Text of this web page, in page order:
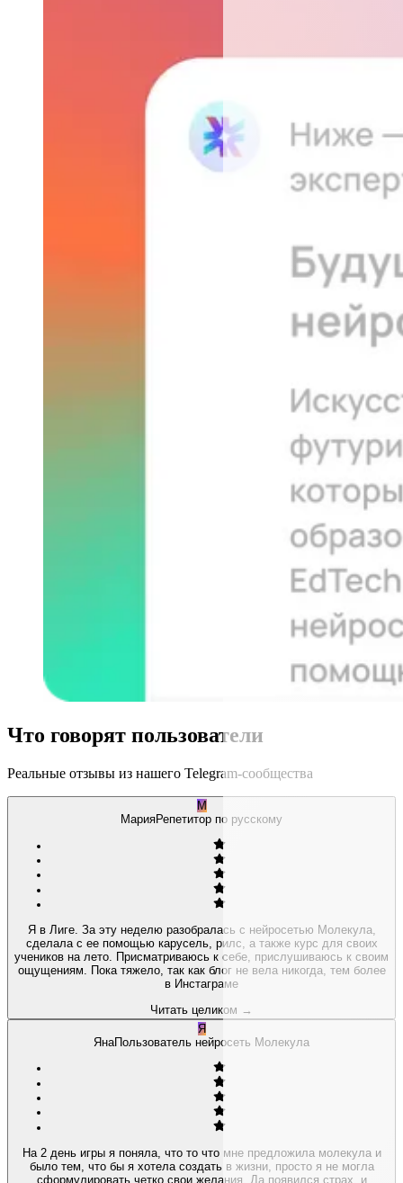
Что говорят пользователи
Реальные отзывы из нашего Telegram-сообщества
М
МарияРепетитор по русскому
Я в Лиге. За эту неделю разобралась с нейросетью Молекула,
сделала с ее помощью карусель, рилс, а также курс для своих
учеников на лето. Присматриваюсь к себе, прислушиваюсь к своим
ощущениям. Пока тяжело, так как блог не вела никогда, тем более
в Инстаграме
Читать целиком →
Я
ЯнаПользователь нейросеть Молекула
На 2 день игры я поняла, что то что мне предложила молекула и
было тем, что бы я хотела создать в жизни, просто я не могла
сформулировать четко свои желания. Да появился страх, и